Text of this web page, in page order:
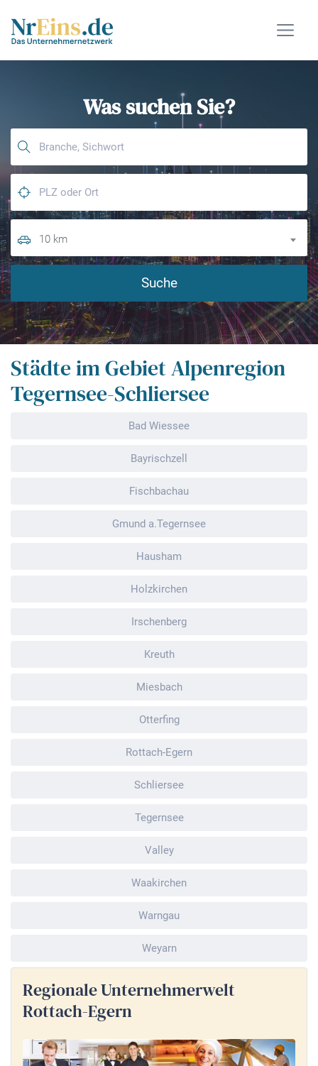
Was suchen Sie?
10 km
Suche
Städte im Gebiet Alpenregion
Tegernsee-Schliersee
Bad Wiessee
Bayrischzell
Fischbachau
Gmund a.Tegernsee
Hausham
Holzkirchen
Irschenberg
Kreuth
Miesbach
Otterfing
Rottach-Egern
Schliersee
Tegernsee
Valley
Waakirchen
Warngau
Weyarn
Regionale Unternehmerwelt
Rottach-Egern